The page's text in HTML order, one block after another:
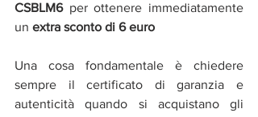
CSBLM6 per ottenere immediatamente
un extra sconto di 6 euro
Una cosa fondamentale è chiedere
sempre il certificato di garanzia e
autenticità quando si acquistano gli